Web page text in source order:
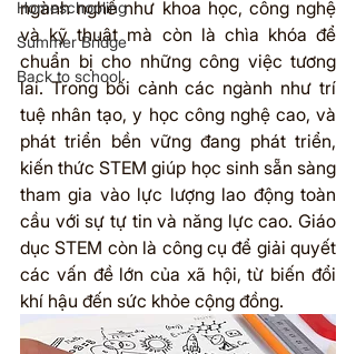
Homeschooling
Summer Bridge
Back to school
ngành nghề như khoa học, công nghệ
và kỹ thuật mà còn là chìa khóa để
chuẩn bị cho những công việc tương
lai. Trong bối cảnh các ngành như trí
tuệ nhân tạo, y học công nghệ cao, và
phát triển bền vững đang phát triển,
kiến thức STEM giúp học sinh sẵn sàng
tham gia vào lực lượng lao động toàn
cầu với sự tự tin và năng lực cao. Giáo
dục STEM còn là công cụ để giải quyết
các vấn đề lớn của xã hội, từ biến đổi
khí hậu đến sức khỏe cộng đồng.